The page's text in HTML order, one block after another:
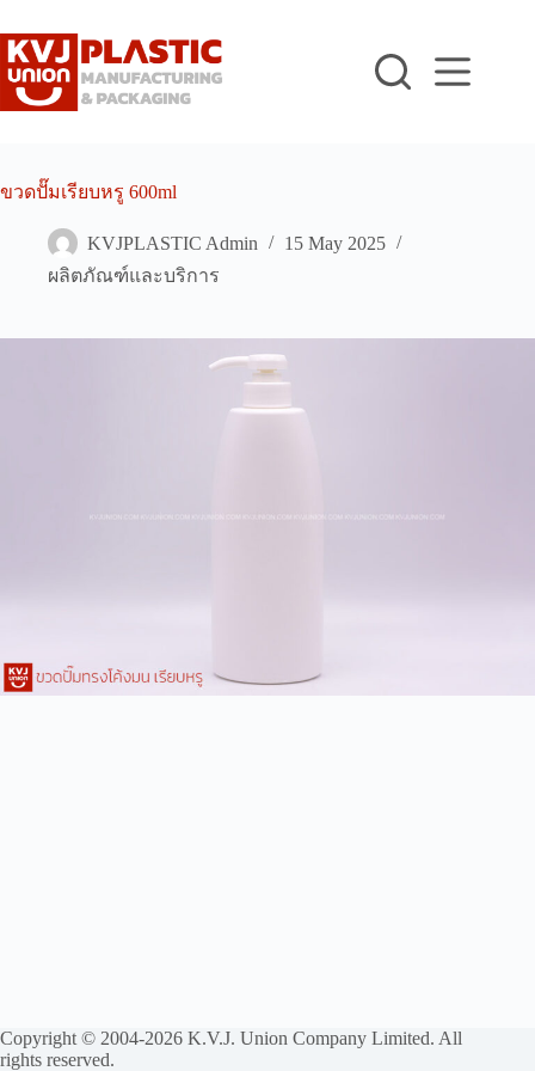
to
content
ขวดปั๊มเรียบหรู 600ml
KVJPLASTIC Admin
15 May 2025
ผลิตภัณฑ์และบริการ
Copyright © 2004-2026 K.V.J. Union Company Limited. All
rights reserved.